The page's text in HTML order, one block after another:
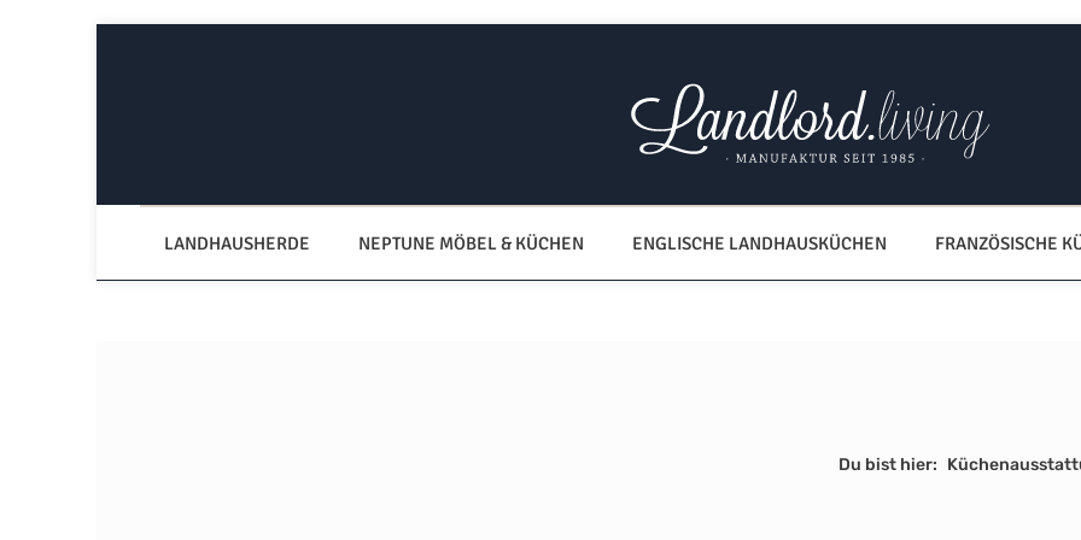
LANDHAUSHERDE NEPTUNE MÖBEL & KÜCHEN ENGLISCHE LANDHAUSKÜCHEN FRANZÖSISCHE
Du bist hier: